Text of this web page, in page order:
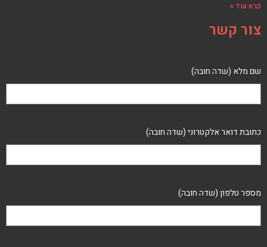
קרא עוד »
צור קשר
שם מלא (שדה חובה)
כתובת דואר אלקטרוני (שדה חובה)
מספר טלפון (שדה חובה)